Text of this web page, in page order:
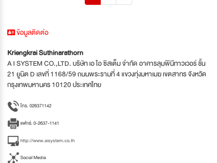
ข้อมูลติดต่อ
Kriengkrai Suthinarathorn
A I SYSTEM CO.,LTD. บริษัท เอ ไอ ซิสเต็ม จำกัด อาคารลุมพินีทาวเวอร์ ชั้น
21 ยูนิต D เลขที่ 1168/59 ถนนพระรามที่ 4 แขวงทุ่งมหาเมฆ เขตสาทร จังหวัด
กรุงเทพมหานคร 10120 ประเทศไทย
โทร. 026371142
แฟกซ์. 0-2637-1141
http://www.aisystem.co.th
Social Media